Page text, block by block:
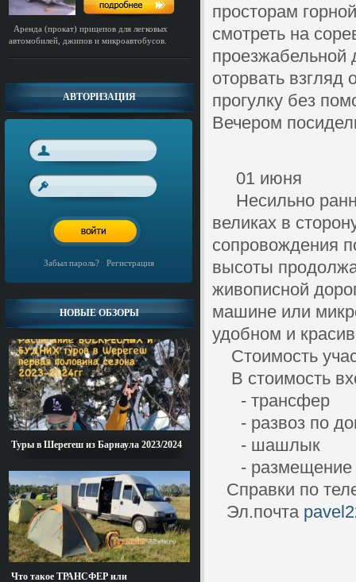
Аренда (прокат) прицепов для легковых
автомобилей, джипов и микроавтобусов.
АВТОРИЗАЦИЯ
Забыл пароль? /Регистрация
НОВЫЕ ОБЗОРЫ
Туры в Шерегеш из Барнаула 2023/2024
Что такое ТРАНСФЕР или
просторам
смотреть на
проезжабельной
оторвать взгляд
прогулку без
Вечером
01 июня
Несильно
великах в
сопровождения
высоты
живописной
машине или
удобном и
Стоимость
В стоимость
- трансфер
- развоз по
- шашлык
- размещение
Справки по
Эл.почта